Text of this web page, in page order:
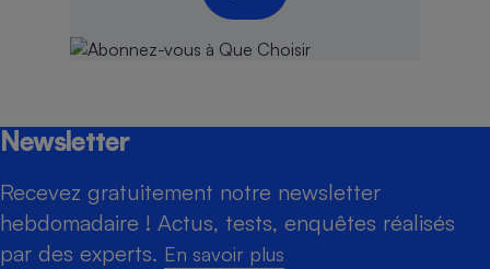
Newsletter
Recevez gratuitement notre newsletter
hebdomadaire ! Actus, tests, enquêtes réalisés
par des experts. En savoir plus